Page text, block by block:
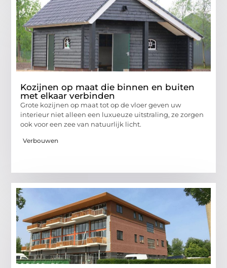
Kozijnen op maat die binnen en buiten
met elkaar verbinden
Grote kozijnen op maat tot op de vloer geven uw
interieur niet alleen een luxueuze uitstraling, ze zorgen
ook voor een zee van natuurlijk licht.
Verbouwen